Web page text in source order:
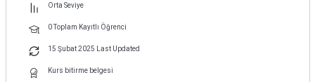
Orta Seviye
0 Toplam Kayıtlı Öğrenci
15 Şubat 2025 Last Updated
Kurs bitirme belgesi